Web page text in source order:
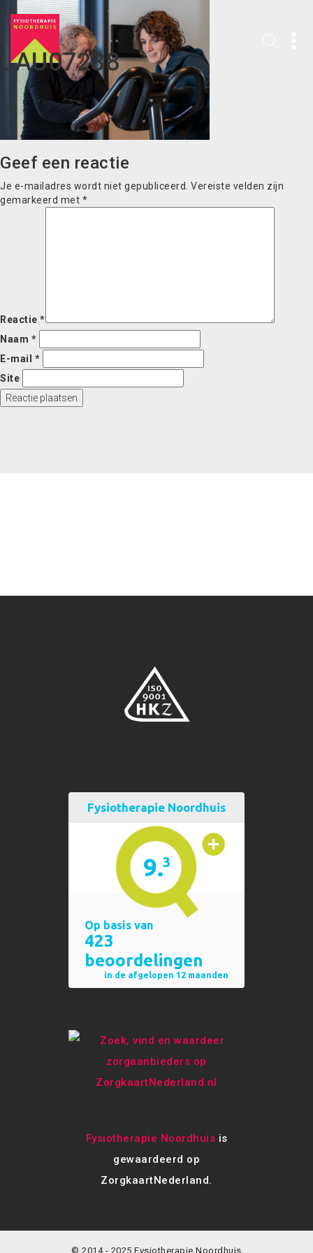
LAU07238
Geef een reactie
Je e-mailadres wordt niet gepubliceerd. Vereiste velden zijn
gemarkeerd met *
Reactie *
Naam *
E-mail *
Site
Fysiotherapie Noordhuis is
gewaardeerd op
ZorgkaartNederland.
© 2014 - 2025 Fysiotherapie Noordhuis